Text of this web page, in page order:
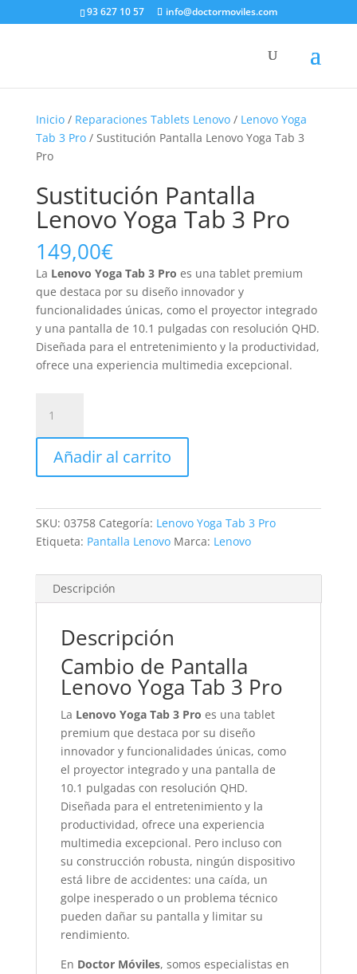
93 627 10 57 info@doctormoviles.com
Inicio/ Reparaciones Tablets Lenovo/ Lenovo Yoga
Tab 3 Pro/ Sustitución Pantalla Lenovo Yoga Tab 3
Pro
Sustitución Pantalla
Lenovo Yoga Tab 3 Pro
149,00€
La Lenovo Yoga Tab 3 Pro es una tablet premium
que destaca por su diseño innovador y
funcionalidades únicas, como el proyector integrado
y una pantalla de 10.1 pulgadas con resolución QHD.
Diseñada para el entretenimiento y la productividad,
ofrece una experiencia multimedia excepcional.
Pantalla
Lenovo
Yoga
Tab
Pro
cantidad
Añadir al carrito
SKU: 03758 Categoría: Lenovo Yoga Tab 3 Pro
Etiqueta: Pantalla Lenovo Marca: Lenovo
Descripción
Descripción
Cambio de Pantalla
Lenovo Yoga Tab 3 Pro
La Lenovo Yoga Tab 3 Pro es una tablet
premium que destaca por su diseño
innovador y funcionalidades únicas, como
el proyector integrado y una pantalla de
10.1 pulgadas con resolución QHD.
Diseñada para el entretenimiento y la
productividad, ofrece una experiencia
multimedia excepcional. Pero incluso con
su construcción robusta, ningún dispositivo
está libre de accidentes: una caída, un
golpe inesperado o un problema técnico
pueden dañar su pantalla y limitar su
rendimiento.
En Doctor Móviles, somos especialistas en